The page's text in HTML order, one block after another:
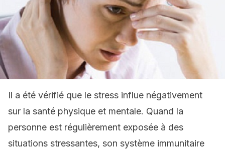
Il a été vérifié que le stress influe négativement
sur la santé physique et mentale. Quand la
personne est régulièrement exposée à des
situations stressantes, son système immunitaire